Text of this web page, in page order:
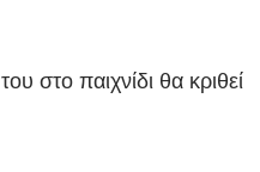
στο παιχνίδι θα κριθεί